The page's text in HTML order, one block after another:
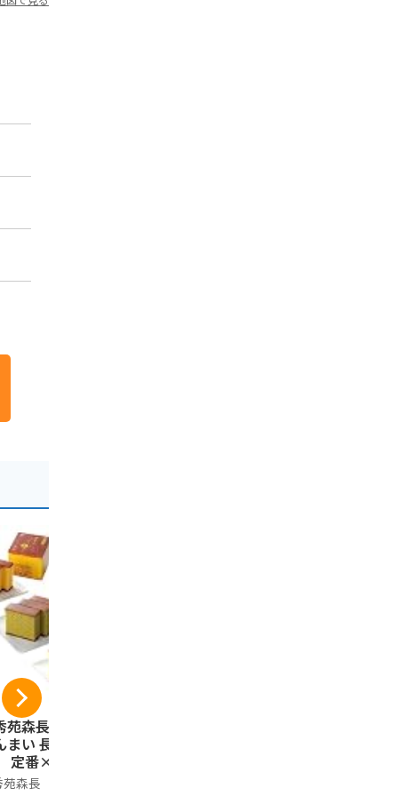
苑森長 カステラ
まい 長持ち（三
定番×２、抹茶
森長